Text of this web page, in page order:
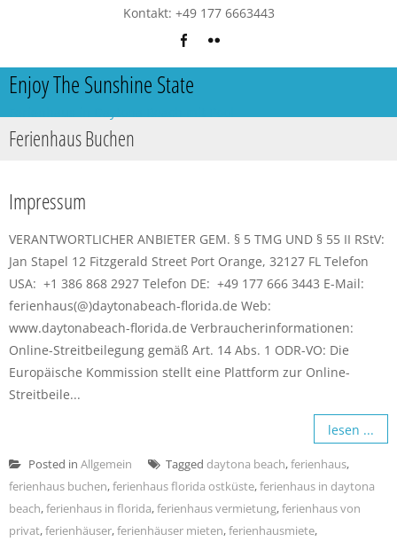
Kontakt: +49 177 6663443
Enjoy The Sunshine State
Ferienhaus Buchen
Impressum
VERANTWORTLICHER ANBIETER GEM. § 5 TMG UND § 55 II RStV:
Jan Stapel 12 Fitzgerald Street Port Orange, 32127 FL Telefon
USA: +1 386 868 2927 Telefon DE: +49 177 666 3443 E-Mail:
ferienhaus(@)daytonabeach-florida.de Web:
www.daytonabeach-florida.de Verbraucherinformationen:
Online-Streitbeilegung gemäß Art. 14 Abs. 1 ODR-VO: Die
Europäische Kommission stellt eine Plattform zur Online-
Streitbeile...
lesen ...
Posted in Allgemein Tagged daytona beach,ferienhaus,
ferienhaus buchen,ferienhaus florida ostküste,ferienhaus in daytona
beach,ferienhaus in florida,ferienhaus vermietung,ferienhaus von
privat,ferienhäuser,ferienhäuser mieten,ferienhausmiete,